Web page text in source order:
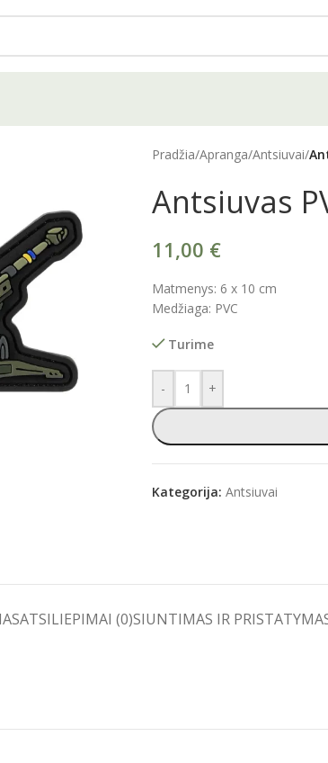
Pradžia/Apranga/Antsiuvai/
Antsiuvas
11,00 €
Matmenys: 6 x 10 cm
Medžiaga: PVC
Turime
- +
Kategorija: Antsiuvai
ATSILIEPIMAI (0)SIUNTIMAS IR